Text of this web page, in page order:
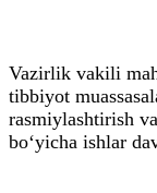
Vazirlik vakili
tibbiyot
rasmiylashtirish
bo‘yicha ishlar